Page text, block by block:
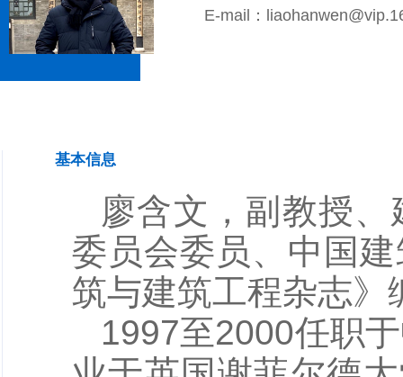
E-mail：
基本信息
廖含文，副教授
委员会委员、中国
筑与建筑工程杂志》
1997至2000任职